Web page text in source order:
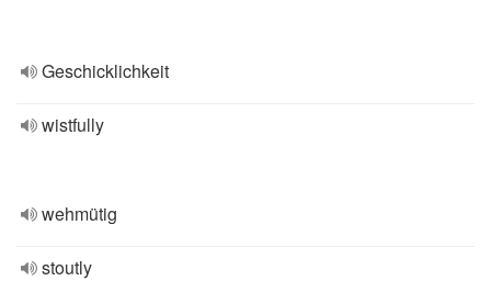
Geschicklichkeit
wistfully
wehmütig
stoutly